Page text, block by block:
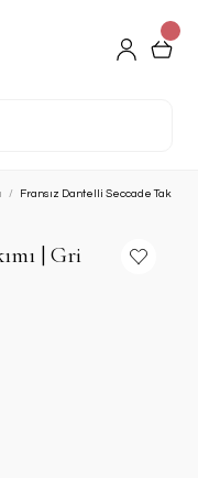
Fransız Dantelli Seccade Takımı |
| Gri